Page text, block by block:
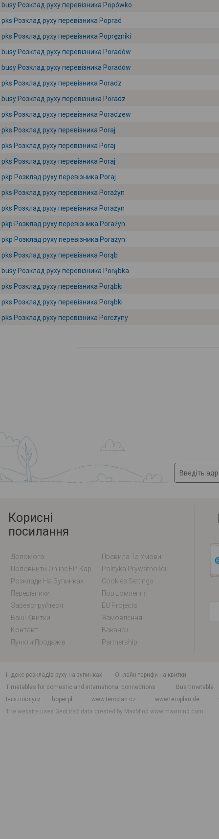
busy Розклад руху перевізника Popówko
pks Розклад руху перевізника Poprad
pks Розклад руху перевізника Poprężniki
busy Розклад руху перевізника Poradów
busy Розклад руху перевізника Poradów
pks Розклад руху перевізника Poradz
busy Розклад руху перевізника Poradz
pks Розклад руху перевізника Poradzew
pks Розклад руху перевізника Poraj
pks Розклад руху перевізника Poraj
pks Розклад руху перевізника Poraj
pkp Розклад руху перевізника Poraj
pks Розклад руху перевізника Porażyn
pks Розклад руху перевізника Porażyn
pkp Розклад руху перевізника Porażyn
pkp Розклад руху перевізника Porażyn
pks Розклад руху перевізника Porąb
busy Розклад руху перевізника Porąbka
pks Розклад руху перевізника Porąbki
pks Розклад руху перевізника Porąbki
pks Розклад руху перевізника Porczyny
Корисні
посилання
Допомога
Правила Та Умови
Polityka Prywatności
Розклади На Зупинках
Cookies Settings
Перевізники
Повідомлення
Зареєструйтеся
EU Projects
Ваші Квитки
Замовлення
Контакт
Вакансії
Пункти Продажів
Partnership
індекс розкладів руху на зупинках
Онлайн-тарифи на квитки
Timetables for domestic and international connections
Bus timetable
Інші послуги
hoper.pl www.teroplan.cz www.teroplan.de
The website uses GeoLite2 data created by MaxMindwww.maxmind.com